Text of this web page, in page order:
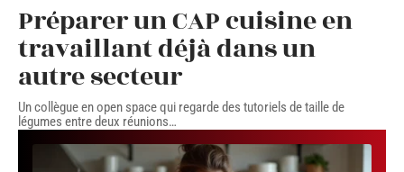
Préparer un CAP cuisine en
travaillant déjà dans un
autre secteur
Un collègue en open space qui regarde des tutoriels de taille de
légumes entre deux réunions…